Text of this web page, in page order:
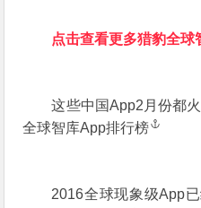
点击查看更多猎豹全球
这些中国App2月份都
全球智库App排行榜
2016全球现象级App